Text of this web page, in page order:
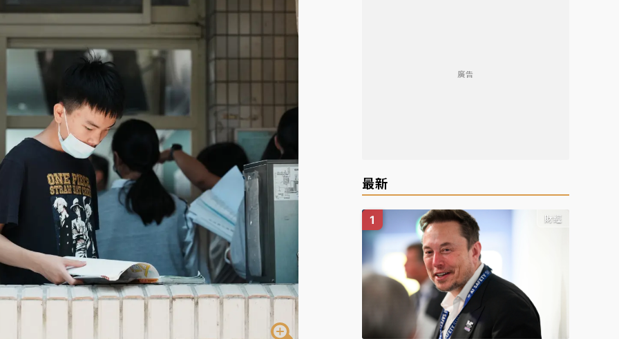
聲請遭駁 理由曝光
度塞車 周六起展出延長至晚上7時
開羈押庭
紫」降雨熱區曝
廣告
最新
財經